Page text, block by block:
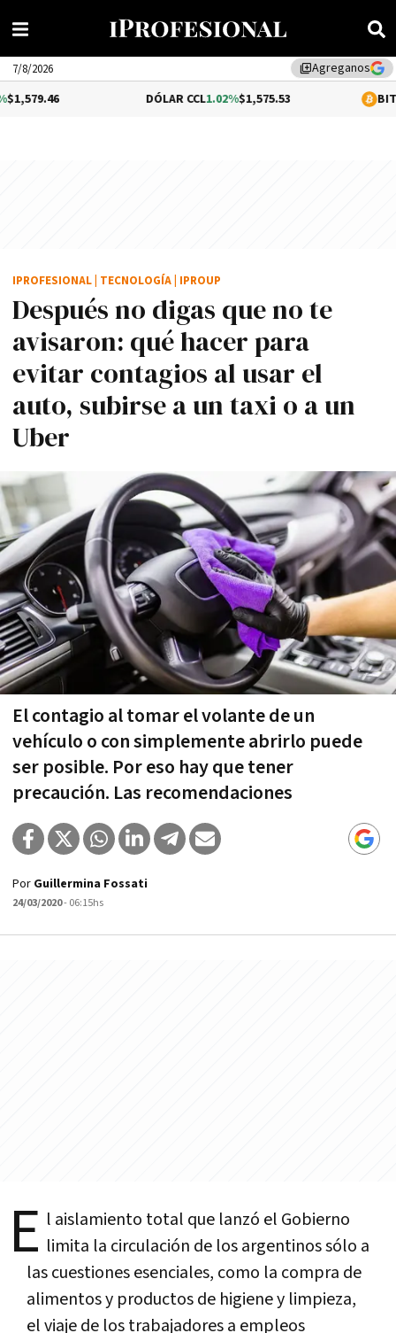
library_addAgreganos
7/8/2026
DÓLAR CCL1.02%$1,575.53 BITCOIN
Después no digas que no te
avisaron: qué hacer para
evitar contagios al usar el
auto, subirse a un taxi o a un
Uber
El contagio al tomar el volante de un
vehículo o con simplemente abrirlo puede
ser posible. Por eso hay que tener
precaución. Las recomendaciones
IPROFESIONAL TECNOLOGÍA IPROUP
Por Guillermina Fossati
24/03/2020- 06:15hs
E l aislamiento total que lanzó el Gobierno
limita la circulación de los argentinos sólo a
las cuestiones esenciales, como la compra de
alimentos y productos de higiene y limpieza,
el viaje de los trabajadores a empleos